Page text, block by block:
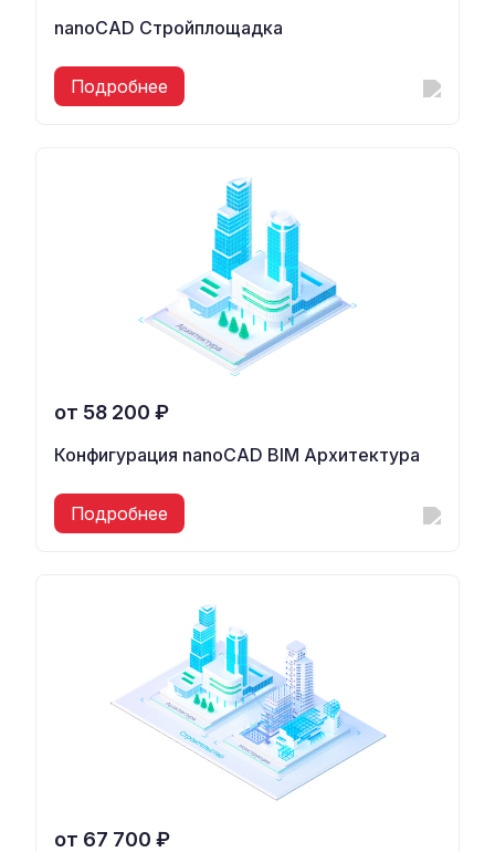
nanoCAD Стройплощадка
Подробнее
от 58 200 ₽
Конфигурация nanoCAD BIM Архитектура
Подробнее
от 67 700 ₽